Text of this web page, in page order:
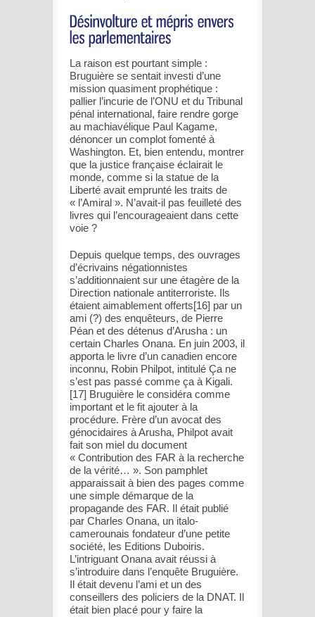
La raison est pourtant simple :
Bruguière se sentait investi d’une
mission quasiment prophétique :
pallier l’incurie de l’ONU et du Tribunal
pénal international, faire rendre gorge
au machiavélique Paul Kagame,
dénoncer un complot fomenté à
Washington. Et, bien entendu, montrer
que la justice française éclairait le
monde, comme si la statue de la
Liberté avait emprunté les traits de
« l’Amiral ». N’avait-il pas feuilleté des
livres qui l’encourageaient dans cette
voie ?
Depuis quelque temps, des ouvrages
d’écrivains négationnistes
s’additionnaient sur une étagère de la
Direction nationale antiterroriste. Ils
étaient aimablement offerts[16] par un
ami (?) des enquêteurs, de Pierre
Péan et des détenus d’Arusha : un
certain Charles Onana. En juin 2003, il
apporta le livre d’un canadien encore
inconnu, Robin Philpot, intitulé Ça ne
s’est pas passé comme ça à Kigali.
[17] Bruguière le considéra comme
important et le fit ajouter à la
procédure. Frère d’un avocat des
génocidaires à Arusha, Philpot avait
fait son miel du document
« Contribution des FAR à la recherche
de la vérité… ». Son pamphlet
apparaissait à bien des pages comme
une simple démarque de la
propagande des FAR. Il était publié
par Charles Onana, un italo-
camerounais fondateur d’une petite
société, les Editions Duboiris.
L’intriguant Onana avait réussi à
s’introduire dans l’enquête Bruguière.
Il était devenu l’ami et un des
conseillers des policiers de la DNAT. Il
était bien placé pour y faire la